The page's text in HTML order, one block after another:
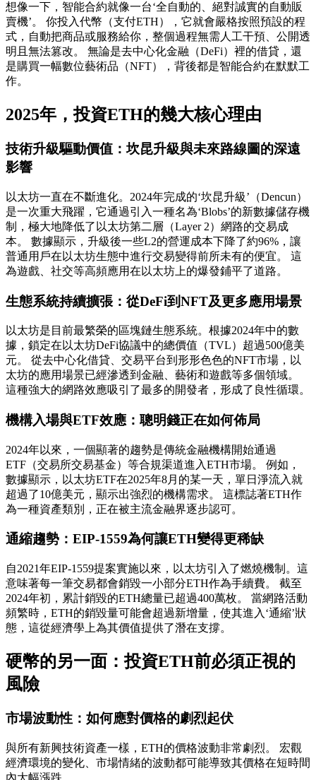
想像一下，智能合約就像一台‘全自動的、絕對誠實的自動販
賣機’。 你投入代幣（支付ETH），它就會嚴格按照預設的程
式，自動把商品或服務給你，整個過程無需人工干預、公開透
明且無法篡改。 無論是去中心化金融（DeFi）裡的借貸，還
是購買一幅數位藝術品（NFT），背後都是智能合約在默默工
作。
2025年，投資ETH的幾大核心理由
技術升級驅動價值：坎昆升級與未來路線圖的深遠
影響
以太坊一直在不斷進化。2024年完成的‘坎昆升級’（Dencun）
是一次重大飛躍，它通過引入一種名為‘Blobs’的新數據儲存機
制，極大地降低了以太坊第二層（Layer 2）網路的交易成
本。 數據顯示，升級後一些L2的營運成本下降了約96%，讓
普通用戶在以太坊生態中進行交易變得前所未有的便宜。 這
為遊戲、社交等高頻應用在以太坊上的爆發鋪平了道路。
生態系統持續擴張：從DeFi到NFT及更多應用場景
以太坊是目前最繁榮的區塊鏈生態系統。根據2024年中的數
據，鎖定在以太坊DeFi協議中的總價值（TVL）超過500億美
元。 從去中心化借貸、交易平台到形形色色的NFT市場，以
太坊的應用場景已經滲透到金融、藝術和遊戲等多個領域。
這種強大的網路效應吸引了最多的開發者，形成了良性循環。
機構入場與ETF效應：聰明錢正在如何佈局
2024年以來，一個顯著的趨勢是傳統金融機構開始通過
ETF（交易所交易基金）等合規渠道進入ETH市場。 例如，
數據顯示，以太坊ETF在2025年8月的某一天，單日淨流入就
超過了10億美元，顯示出強烈的機構需求。 這標誌著ETH作
為一種資產類別，正在被主流金融界逐步認可。
通縮趨勢：EIP-1559為何讓ETH變得更稀缺
自2021年EIP-1559提案實施以來，以太坊引入了燃燒機制。這
意味著每一筆交易都會銷毀一小部分ETH作為手續費。 截至
2024年初，累計銷毀的ETH總量已超過400萬枚。 當網路活動
頻繁時，ETH的銷毀量可能會超過新增量，使其進入‘通縮’狀
態，這從經濟學上為其價值提供了潛在支撐。
硬幣的另一面：投資ETH前必須正視的
風險
市場波動性：如何應對價格的劇烈起伏
與所有新興技術資產一樣，ETH的價格波動非常劇烈。 宏觀
經濟環境的變化、市場情緒的波動都可能導致其價格在短時間
內大幅漲跌。